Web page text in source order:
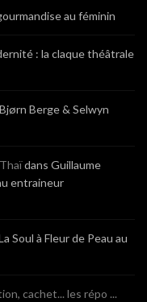
au féminin
: la claque théâtrale
Berge & Selwyn
dans Guillaume
entraineur
Soul à Fleur de Peau au
cachet... les répo ...